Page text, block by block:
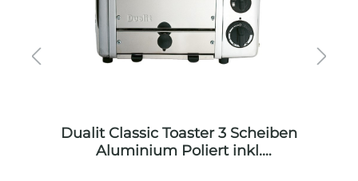
Dualit Classic Toaster 3 Scheiben
Aluminium Poliert inkl.